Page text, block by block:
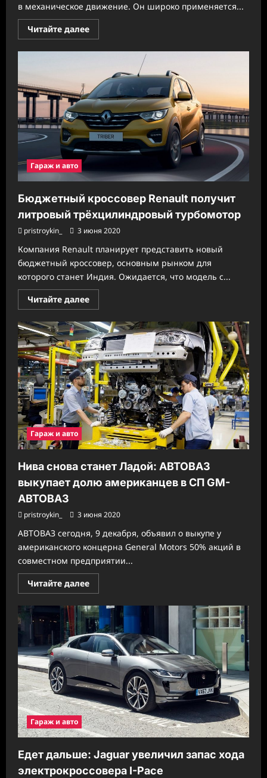
в механическое движение. Он широко применяется...
Читайте далееПрочитать
больше
Ремонт
гидравлических
цилиндров:
основные
причины
поломки
и
методы
восстановления
Гараж и авто
Бюджетный кроссовер Renault получит
литровый трёхцилиндровый турбомотор
pristroykin_ 3 июня 2020
Компания Renault планирует представить новый
бюджетный кроссовер, основным рынком для
которого станет Индия. Ожидается, что модель с...
Читайте далееПрочитать
больше
Бюджетный
кроссовер
Renault
получит
литровый
трёхцилиндровый
турбомотор
Гараж и авто
Нива снова станет Ладой: АВТОВАЗ
выкупает долю американцев в СП GM-
АВТОВАЗ
pristroykin_ 3 июня 2020
АВТОВАЗ сегодня, 9 декабря, объявил о выкупе у
американского концерна General Motors 50% акций в
совместном предприятии...
Читайте далееПрочитать
больше
Нива
снова
станет
Ладой:
АВТОВАЗ
выкупает
долю
американцев
СП
GM-
АВТОВАЗ
Гараж и авто
Едет дальше: Jaguar увеличил запас хода
электрокроссовера I-Pace